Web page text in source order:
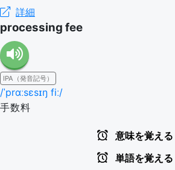
詳細
processing fee
IPA（発音記号）
/ˈprɑːsɛsɪŋ fiː/
手数料
意味を覚える
単語を覚える